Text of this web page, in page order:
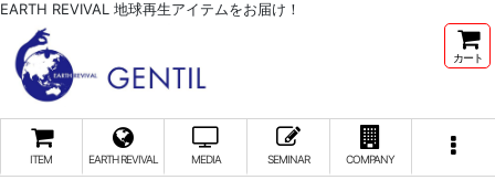
EARTH REVIVAL 地球再生アイテムをお届け！
カート
ITEM EARTH REVIVAL MEDIA SEMINAR COMPANY